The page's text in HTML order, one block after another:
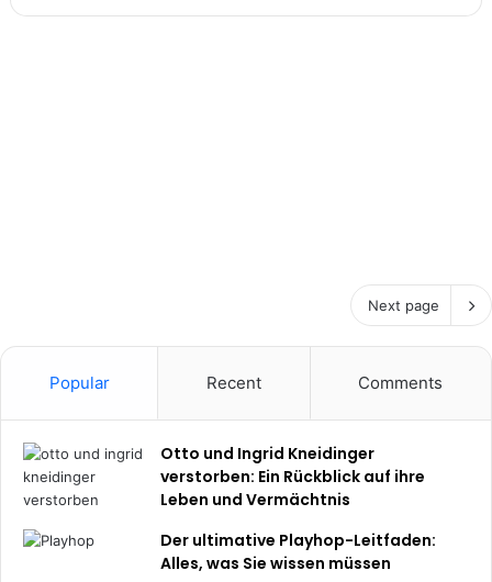
Next page
Popular Recent Comments
Otto und Ingrid Kneidinger
verstorben: Ein Rückblick auf ihre
Leben und Vermächtnis
Der ultimative Playhop-Leitfaden:
Alles, was Sie wissen müssen